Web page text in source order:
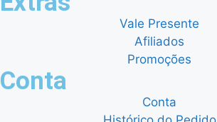
Vale Presente
Afiliados
Promoções
Conta
Conta